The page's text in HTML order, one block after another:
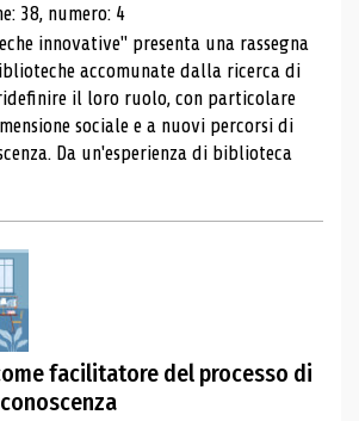
38, numero: 4
innovative" presenta una rassegna
accomunate dalla ricerca di
il loro ruolo, con particolare
sociale e a nuovi percorsi di
Da un'esperienza di biblioteca
facilitatore del processo di